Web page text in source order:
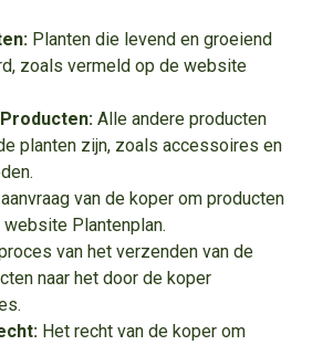
Planten die levend en groeiend
zoals vermeld op de website
Alle andere producten
planten zijn, zoals accessoires en
van de koper om producten
Plantenplan.
van het verzenden van de
naar het door de koper
Het recht van de koper om